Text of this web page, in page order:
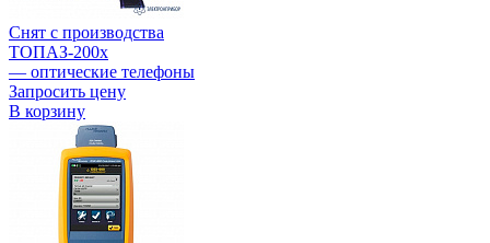
Снят с производства
ТОПАЗ-200х
— оптические телефоны
Запросить цену
В корзину